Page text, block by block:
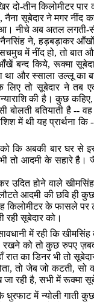
दो-तीन किलोमीटर
,नैना सूबेदार ने मगर
अब अतल लगती-सी
ने,हड़बड़ाकर आँखों
में नींद हो,तो बात
बन्द किये,रूक्मा
था और स्साला उल्लू का
लिए तो सूबेदार ने
की है। कुछ कहिए
बतियाती है --
में थी यह प्रार्थना कि
कि अबकी बार घर से
तो आदमी के सहारे है।
होने वाले खीमसिंह
आदमी की छवि ही
किलोमीटर के फासले पर
रही सूबेदार को।
में रही कि
रखने को तो कुछ रुपए
का डिनर भी तो
,तो जेब जो कटती,सो
रही है,सभी में रूक्मा
धुरफाट में न्योली गाती